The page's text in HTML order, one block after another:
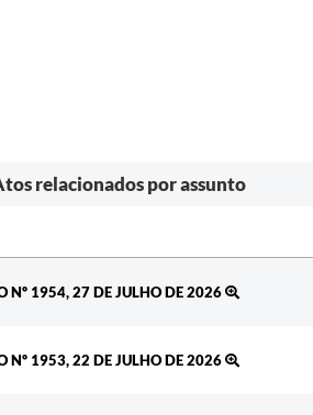
relacionados por assunto
Nº 1954, 27 DE JULHO DE 2026
Nº 1953, 22 DE JULHO DE 2026